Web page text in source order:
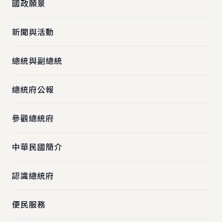
國政願景
新聞與活動
總統與副總統
總統府公報
參觀總統府
中華民國簡介
認識總統府
便民服務